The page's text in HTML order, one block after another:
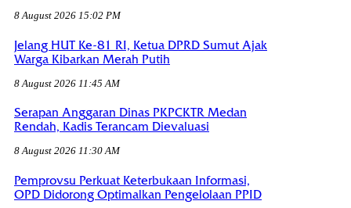
8 August 2026 15:02 PM
Jelang HUT Ke-81 RI, Ketua DPRD Sumut Ajak
Warga Kibarkan Merah Putih
8 August 2026 11:45 AM
Serapan Anggaran Dinas PKPCKTR Medan
Rendah, Kadis Terancam Dievaluasi
8 August 2026 11:30 AM
Pemprovsu Perkuat Keterbukaan Informasi,
OPD Didorong Optimalkan Pengelolaan PPID